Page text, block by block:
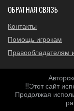
ОБРАТНАЯ СВЯЗЬ
Контакты
Помощь игрокам
Правообладателям
!!Этот сайт
Продолжая